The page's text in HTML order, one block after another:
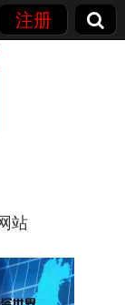
注册
站